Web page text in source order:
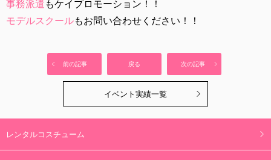
事務派遣もケイプロモーション！！
モデルスクールもお問い合わせください！！
前の記事 戻る 次の記事
イベント実績一覧
レンタルコスチューム